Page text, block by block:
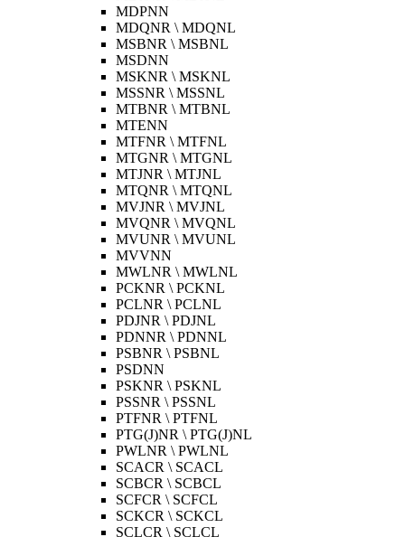
MDPNN
MDQNR \ MDQNL
MSBNR \ MSBNL
MSDNN
MSKNR \ MSKNL
MSSNR \ MSSNL
MTBNR \ MTBNL
MTENN
MTFNR \ MTFNL
MTGNR \ MTGNL
MTJNR \ MTJNL
MTQNR \ MTQNL
MVJNR \ MVJNL
MVQNR \ MVQNL
MVUNR \ MVUNL
MVVNN
MWLNR \ MWLNL
PCKNR \ PCKNL
PCLNR \ PCLNL
PDJNR \ PDJNL
PDNNR \ PDNNL
PSBNR \ PSBNL
PSDNN
PSKNR \ PSKNL
PSSNR \ PSSNL
PTFNR \ PTFNL
PTG(J)NR \ PTG(J)NL
PWLNR \ PWLNL
SCACR \ SCACL
SCBCR \ SCBCL
SCFCR \ SCFCL
SCKCR \ SCKCL
SCLCR \ SCLCL